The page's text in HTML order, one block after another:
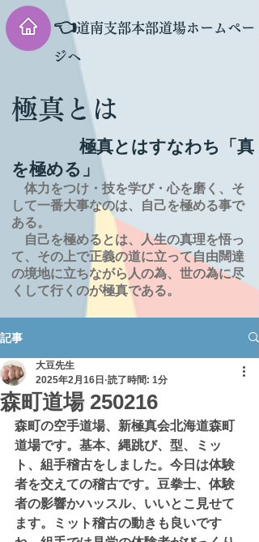
👈道南支部本部道場ホームペー
ジへ
極真とは
極真とはすなわち「真
を極める」
体力をつけ・技を学び・心を磨く、そ
して一番大事なのは、自己を極める事で
ある。
自己を極めるとは、
人生の真理を悟っ
て、その上で正義の道に立って自由闊達
の境地に立ちながら人の為、世の為に尽
くして行くのが極真である。
記事
森町道場 250216
大豆先生
2025年2月16日 読了時間: 1分
森町の空手道場、新極真会北海道森町
道場です。基本、縄跳び、型、ミッ
ト、組手稽古をしました。今日は体験
者を交えての稽古です。豆拳士、体験
者の影響かハッスル、いいとこ見せて
ます。ミット稽古の動きも良いです